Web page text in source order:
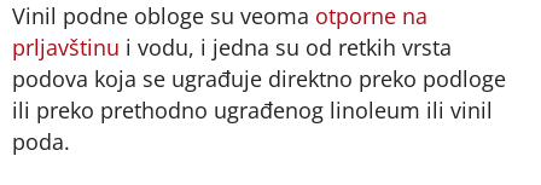
Vinil podne obloge su veoma otporne na
prljavštinu i vodu, i jedna su od retkih vrsta
podova koja se ugrađuje direktno preko podloge
ili preko prethodno ugrađenog linoleum ili vinil
poda.